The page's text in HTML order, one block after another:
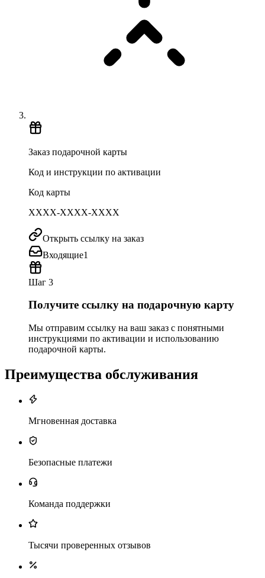
Заказ подарочной карты
Код и инструкции по активации
Код карты
XXXX-XXXX-XXXX
Открыть ссылку на заказ
Входящие1
Шаг 3
Получите ссылку на подарочную карту
Мы отправим ссылку на ваш заказ с понятными
инструкциями по активации и использованию
подарочной карты.
Преимущества обслуживания
Мгновенная доставка
Безопасные платежи
Команда поддержки
Тысячи проверенных отзывов